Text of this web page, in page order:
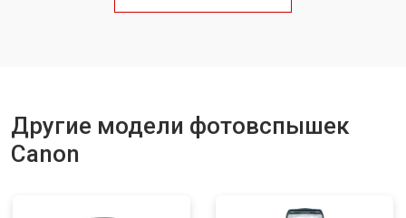
Другие модели фотовспышек
Canon